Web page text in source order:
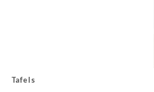
Tafels